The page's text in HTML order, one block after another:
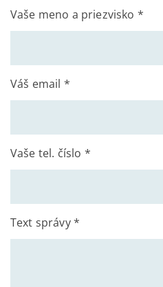
Vaše meno a priezvisko *
Váš email *
Vaše tel. číslo *
Text správy *